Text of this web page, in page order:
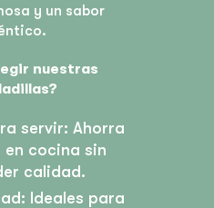
y un sabor
nuestras
servir: Ahorra
en cocina sin
calidad.
Ideales para